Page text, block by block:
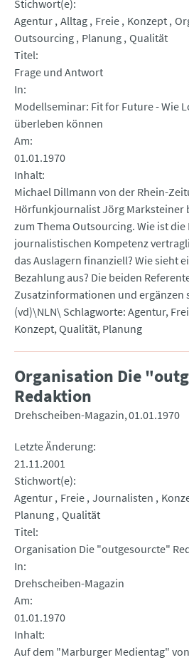
Stichwort(e)
Agentur Alltag Freie Konzept
Outsourcing Planung Qualität
Titel
Frage und Antwort
In
Modellseminar: Fit for Future - Wie
überleben können
Am
01.01.1970
Inhalt
Michael Dillmann von der Rhein-
Hörfunkjournalist Jörg Marksteiner
zum Thema Outsourcing. Wie ist die
journalistischen Kompetenz
das Auslagern finanziell? Wie sieht
Bezahlung aus? Die beiden
Zusatzinformationen und ergänzen
(vd)\NLN\ Schlagworte: Agentur,
Konzept, Qualität, Planung
Organisation Die
Redaktion
Drehscheiben-Magazin 01.01.1970
Letzte Änderung
21.11.2001
Stichwort(e)
Agentur Freie Journalisten
Planung Qualität
Titel
Organisation Die "outgesourcte"
In
Drehscheiben-Magazin
Am
01.01.1970
Inhalt
Auf dem "Marburger Medientag"